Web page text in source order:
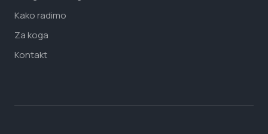
Kako radimo
Za koga
Kontakt